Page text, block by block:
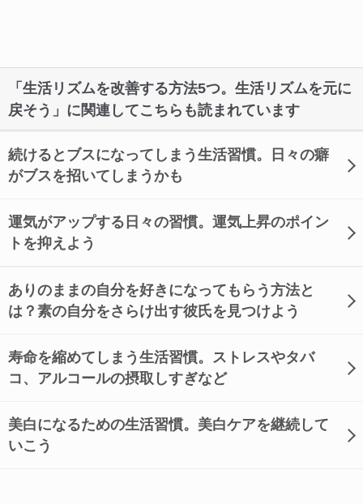
「生活リズムを改善する方法5つ。生活リズムを元に
戻そう」に関連してこちらも読まれています
続けるとブスになってしまう生活習慣。日々の癖
がブスを招いてしまうかも
運気がアップする日々の習慣。運気上昇のポイン
トを抑えよう
ありのままの自分を好きになってもらう方法と
は？素の自分をさらけ出す彼氏を見つけよう
寿命を縮めてしまう生活習慣。ストレスやタバ
コ、アルコールの摂取しすぎなど
美白になるための生活習慣。美白ケアを継続して
いこう